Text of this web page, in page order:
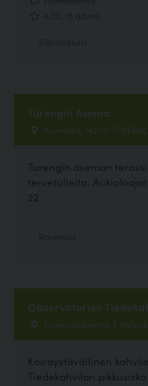
Turengin Asema
Asematie, 14200
Turengin aseman
tervetulleita. Aukioloajat:
22
Observatorion
Kopernikuksentie 1,
Koiraystävällinen
Tiedekahvilan